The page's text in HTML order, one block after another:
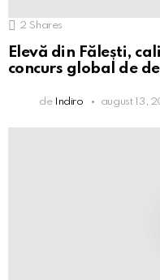
2 Shares
Elevă din Fălești,
concurs global de
de Indiro august 13,